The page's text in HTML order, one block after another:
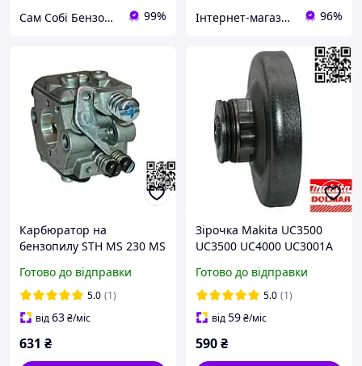
Сам Собі БензоМайстер ⚙️ 99% Інтернет-магазин "Сам Собі Сервіс" 96%
Карбюратор на
бензопилу STH MS 230 MS
11231200631 1123 120
0605 11231200606
Готово до відправки
5.0 (1)
від63₴/міс
631 ₴
Зірочка Makita UC3500
UC3500 UC4000 UC3001A
електропил UC3501A
UC3503A UC4001A
UC4003A
Готово до відправки
5.0 (1)
від59₴/міс
590₴